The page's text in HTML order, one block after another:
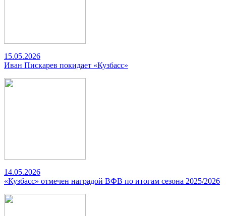
15.05.2026
Иван Пискарев покидает «Кузбасс»
14.05.2026
«Кузбасс» отмечен наградой ВФВ по итогам сезона 2025/2026